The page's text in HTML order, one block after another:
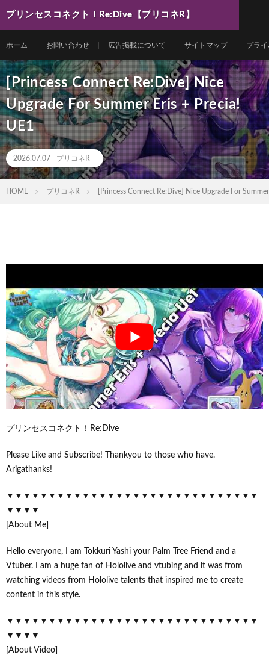
プリンセスコネクト！Re:Dive【プリコネR】
ホーム お問い合わせ 広告掲載について サイトマップ プラ
[Princess Connect Re:Dive] Nice
Upgrade For Summer Eris + Precia!
UE1
2026.07.07 プリコネR
HOME プリコネR [Princess Connect Re:Dive] Nice Upgrade For
プリンセスコネクト！Re:Dive
Please Like and Subscribe! Thankyou to those who have.
Arigathanks!
▼▼▼▼▼▼▼▼▼▼▼▼▼▼▼▼▼▼▼▼▼▼▼▼▼▼▼▼▼▼
▼▼▼▼
[About Me]
Hello everyone, I am Tokkuri Yashi your Palm Tree Friend and a
Vtuber. I am a huge fan of Hololive and vtubing and it was from
watching videos from Hololive talents that inspired me to create
content in this style.
▼▼▼▼▼▼▼▼▼▼▼▼▼▼▼▼▼▼▼▼▼▼▼▼▼▼▼▼▼▼
▼▼▼▼
[About Video]